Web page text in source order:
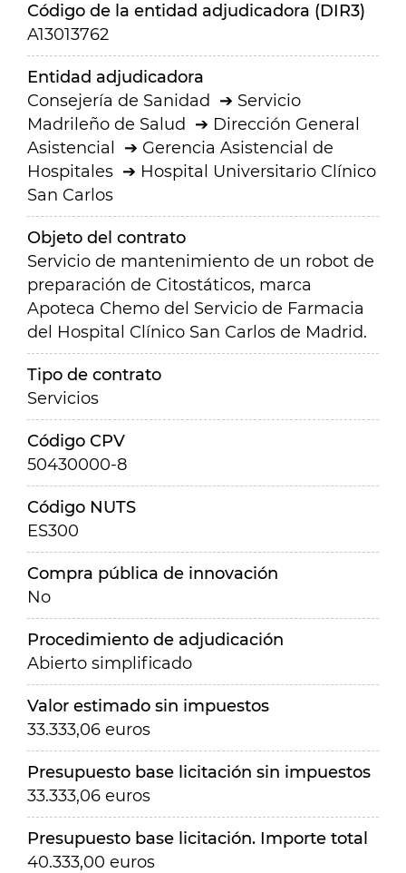
Código de la entidad adjudicadora (DIR3)
A13013762
Entidad adjudicadora
Consejería de Sanidad
Servicio
Madrileño de Salud
Dirección General
Asistencial
Gerencia Asistencial de
Hospitales
Hospital Universitario Clínico
San Carlos
Objeto del contrato
Servicio de mantenimiento de un robot de
preparación de Citostáticos, marca
Apoteca Chemo del Servicio de Farmacia
del Hospital Clínico San Carlos de Madrid.
Tipo de contrato
Servicios
Código CPV
50430000-8
Código NUTS
ES300
Compra pública de innovación
No
Procedimiento de adjudicación
Abierto simplificado
Valor estimado sin impuestos
33.333,06 euros
Presupuesto base licitación sin impuestos
33.333,06 euros
Presupuesto base licitación. Importe total
40.333,00 euros